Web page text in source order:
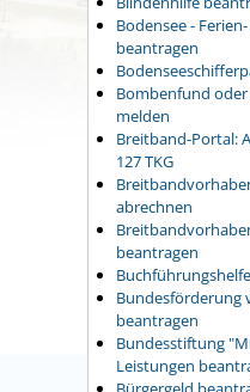
Bodensee -
beantragen
Bombenfund
melden
Breitband-Portal:
127 TKG
abrechnen
beantragen
Bundesförderung
beantragen
Bundesstiftung
Leistungen